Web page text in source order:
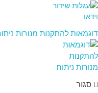
דוגמאות להתקנות מנורות
סגור